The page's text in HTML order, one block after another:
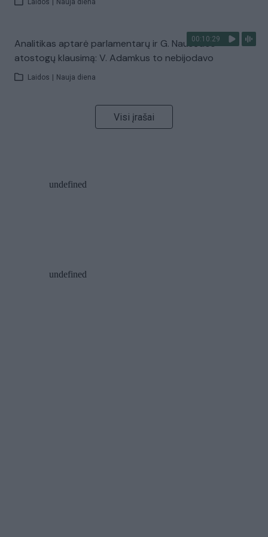
Laidos Nauja diena
00:10:29
Analitikas aptarė parlamentarų ir G. Nausėdos
atostogų klausimą: V. Adamkus to nebijodavo
Laidos Nauja diena
Visi įrašai